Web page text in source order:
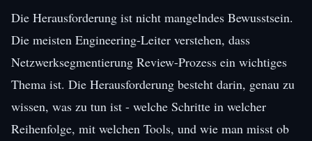
Die Herausforderung ist nicht mangelndes Bewusstsein.
Die meisten Engineering-Leiter verstehen, dass
Netzwerksegmentierung Review-Prozess ein wichtiges
Thema ist. Die Herausforderung besteht darin, genau zu
wissen, was zu tun ist - welche Schritte in welcher
Reihenfolge, mit welchen Tools, und wie man misst ob